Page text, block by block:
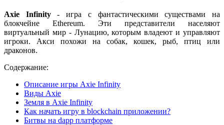
Axie Infinity- игра с фантастическими существами на
блокчейне Ethereum. Эти представители населяют
виртуальный мир - Лунацию, которым владеют и управляют
игроки. Акси похожи на собак, кошек, рыб, птиц или
драконов.
Содержание:
Описание игры Axie Infinity
Виды Axie
Земля в Axie Infinity
Как начать игру в blockchain приложении?
Битвы на dapp платформе